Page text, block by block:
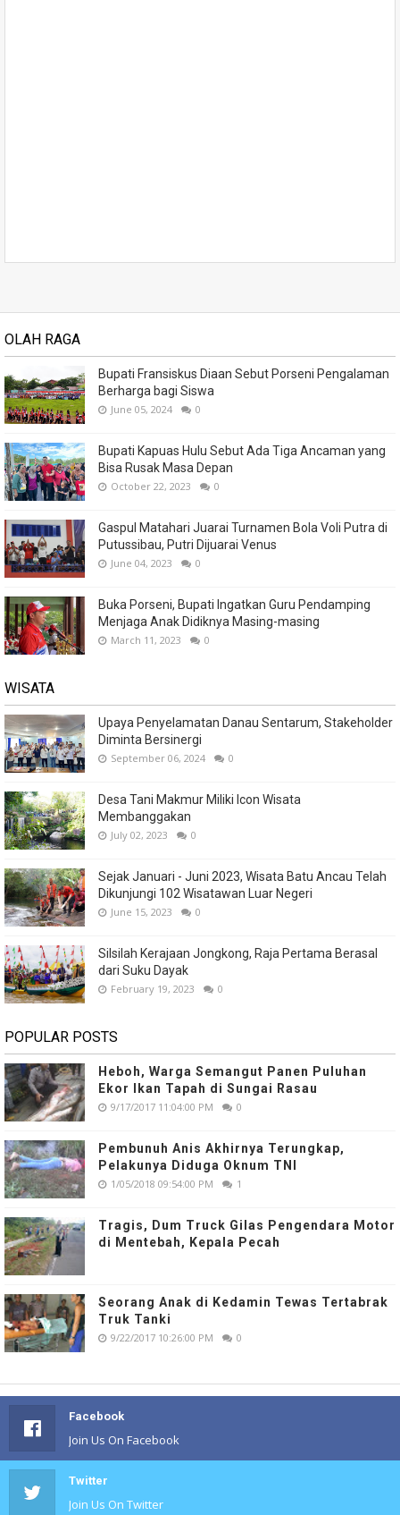
OLAH RAGA
Bupati Fransiskus Diaan Sebut Porseni Pengalaman
Berharga bagi Siswa
June 05, 2024 0
Bupati Kapuas Hulu Sebut Ada Tiga Ancaman yang
Bisa Rusak Masa Depan
October 22, 2023 0
Gaspul Matahari Juarai Turnamen Bola Voli Putra di
Putussibau, Putri Dijuarai Venus
June 04, 2023 0
Buka Porseni, Bupati Ingatkan Guru Pendamping
Menjaga Anak Didiknya Masing-masing
March 11, 2023 0
WISATA
Upaya Penyelamatan Danau Sentarum, Stakeholder
Diminta Bersinergi
September 06, 2024 0
Desa Tani Makmur Miliki Icon Wisata
Membanggakan
July 02, 2023 0
Sejak Januari - Juni 2023, Wisata Batu Ancau Telah
Dikunjungi 102 Wisatawan Luar Negeri
June 15, 2023 0
Silsilah Kerajaan Jongkong, Raja Pertama Berasal
dari Suku Dayak
February 19, 2023 0
POPULAR POSTS
Heboh, Warga Semangut Panen Puluhan
Ekor Ikan Tapah di Sungai Rasau
9/17/2017 11:04:00 PM 0
Pembunuh Anis Akhirnya Terungkap,
Pelakunya Diduga Oknum TNI
1/05/2018 09:54:00 PM 1
Tragis, Dum Truck Gilas Pengendara Motor
di Mentebah, Kepala Pecah
Seorang Anak di Kedamin Tewas Tertabrak
Truk Tanki
9/22/2017 10:26:00 PM 0
Facebook
Join Us On Facebook
Twitter
Join Us On Twitter